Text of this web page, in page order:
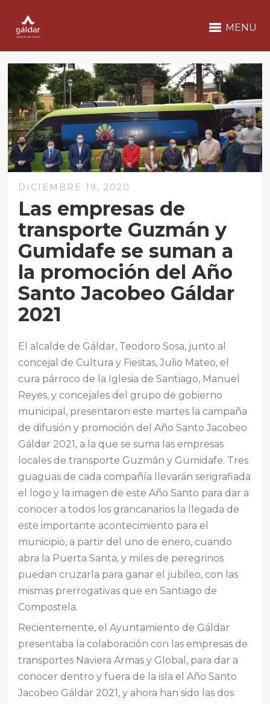
MENU
DICIEMBRE 19, 2020
Las empresas de
transporte Guzmán y
Gumidafe se suman a
la promoción del Año
Santo Jacobeo Gáldar
2021
El alcalde de Gáldar, Teodoro Sosa, junto al
concejal de Cultura y Fiestas, Julio Mateo, el
cura párroco de la Iglesia de Santiago, Manuel
Reyes, y concejales del grupo de gobierno
municipal, presentaron este martes la campaña
de difusión y promoción del Año Santo Jacobeo
Gáldar 2021, a la que se suma las empresas
locales de transporte Guzmán y Gumidafe. Tres
guaguas de cada compañía llevarán serigrafiada
el logo y la imagen de este Año Santo para dar a
conocer a todos los grancanarios la llegada de
este importante acontecimiento para el
municipio, a partir del uno de enero, cuando
abra la Puerta Santa, y miles de peregrinos
puedan cruzarla para ganar el jubileo, con las
mismas prerrogativas que en Santiago de
Compostela.
Recientemente, el Ayuntamiento de Gáldar
presentaba la colaboración con las empresas de
transportes Naviera Armas y Global, para dar a
conocer dentro y fuera de la isla el Año Santo
Jacobeo Gáldar 2021, y ahora han sido las dos